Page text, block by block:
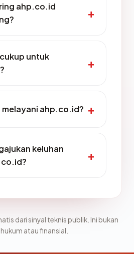
ahp.co.id
untuk
melayani ahp.co.id?
keluhan
dari sinyal teknis publik. Ini bukan
atau finansial.